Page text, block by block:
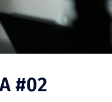
#02